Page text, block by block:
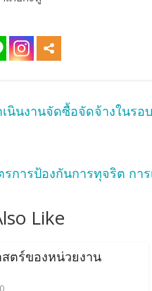
นินงานจัดซื้อจัดจ้างในรอ
รการป้องกันการทุจริต กา
Like
ตร์ของหน่วยงาน
0